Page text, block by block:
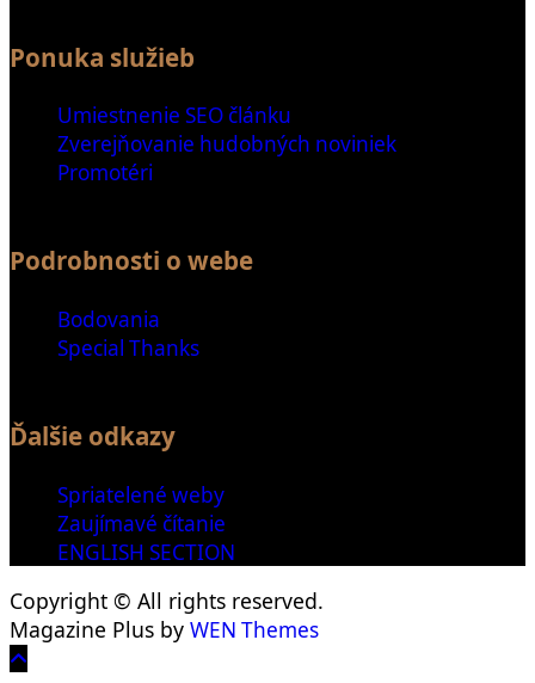
Ponuka služieb
Umiestnenie SEO článku
Zverejňovanie hudobných noviniek
Promotéri
Podrobnosti o webe
Bodovania
Special Thanks
Ďalšie odkazy
Spriatelené weby
Zaujímavé čítanie
ENGLISH SECTION
Copyright © All rights reserved.
Magazine Plus by WEN Themes